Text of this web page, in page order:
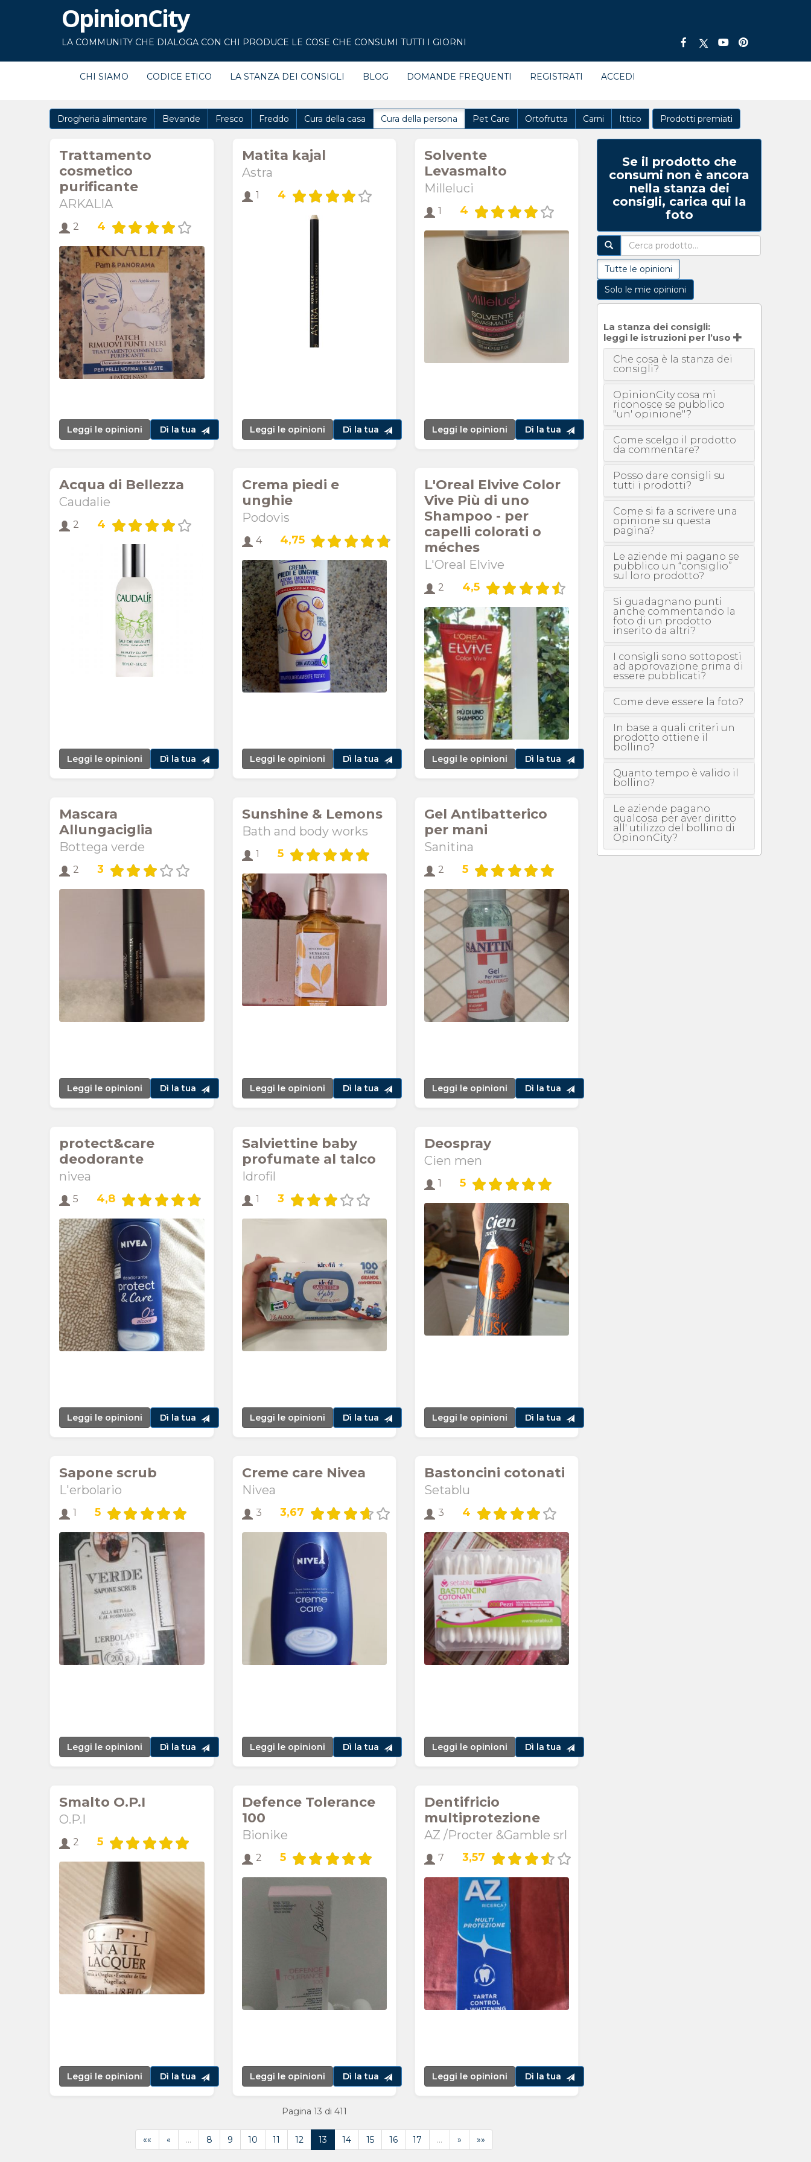
OpinionCity
LA COMMUNITY CHE DIALOGA CON CHI PRODUCE LE COSE CHE CONSUMI TUTTI I GIORNI
CHI SIAMO CODICE ETICO LA STANZA DEI CONSIGLI BLOG DOMANDE FREQUENTI REGISTRATI ACCEDI
Drogheria alimentare Bevande Fresco Freddo Cura della casa Cura della persona Pet Care Ortofrutta Carni Ittico Prodotti premiati
Se il prodotto che
consumi non è ancora
nella stanza dei
consigli, carica qui la
foto
Tutte le opinioni
Solo le mie opinioni
La stanza dei consigli:
leggi le istruzioni per l’uso
Che cosa è la stanza dei
consigli?
OpinionCity cosa mi
riconosce se pubblico
"un' opinione"?
Come scelgo il prodotto
da commentare?
Posso dare consigli su
tutti i prodotti?
Come si fa a scrivere una
opinione su questa
pagina?
Le aziende mi pagano se
pubblico un “consiglio”
sul loro prodotto?
Si guadagnano punti
anche commentando la
foto di un prodotto
inserito da altri?
I consigli sono sottoposti
ad approvazione prima di
essere pubblicati?
Come deve essere la foto?
In base a quali criteri un
prodotto ottiene il
bollino?
Quanto tempo è valido il
bollino?
Le aziende pagano
qualcosa per aver diritto
all' utilizzo del bollino di
OpinonCity?
Trattamento
cosmetico
purificante
ARKALIA
2 4
Leggi le opinioni Dì la tua
Matita kajal
Astra
1 4
Leggi le opinioni Dì la tua
Solvente
Levasmalto
Milleluci
1 4
Leggi le opinioni Dì la tua
Acqua di Bellezza
Caudalie
2 4
Leggi le opinioni Dì la tua
Crema piedi e
unghie
Podovis
4 4,75
Leggi le opinioni Dì la tua
L'Oreal Elvive Color
Vive Più di uno
Shampoo - per
capelli colorati o
méches
L'Oreal Elvive
2 4,5
Leggi le opinioni Dì la tua
Mascara
Allungaciglia
Bottega verde
2 3
Leggi le opinioni Dì la tua
Sunshine & Lemons
Bath and body works
1 5
Leggi le opinioni Dì la tua
Gel Antibatterico
per mani
Sanitina
2 5
Leggi le opinioni Dì la tua
protect&care
deodorante
nivea
5 4,8
Leggi le opinioni Dì la tua
Salviettine baby
profumate al talco
Idrofil
1 3
Leggi le opinioni Dì la tua
Deospray
Cien men
1 5
Leggi le opinioni Dì la tua
Sapone scrub
L'erbolario
1 5
Leggi le opinioni Dì la tua
Creme care Nivea
Nivea
3 3,67
Leggi le opinioni Dì la tua
Bastoncini cotonati
Setablu
3 4
Leggi le opinioni Dì la tua
Smalto O.P.I
O.P.I
2 5
Leggi le opinioni Dì la tua
Defence Tolerance
100
Bionike
2 5
Leggi le opinioni Dì la tua
Dentifricio
multiprotezione
AZ /Procter &Gamble srl
7 3,57
Leggi le opinioni Dì la tua
Pagina 13 di 411
«« « … 8 9 10 11 12 13 14 15 16 17 … » »»